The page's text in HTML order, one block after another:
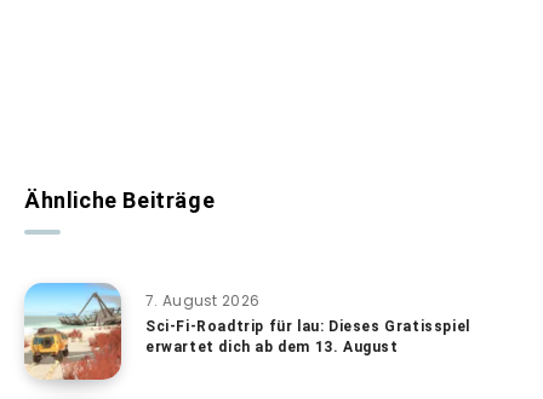
Ähnliche Beiträge
7. August 2026
Sci-Fi-Roadtrip für lau: Dieses Gratisspiel
erwartet dich ab dem 13. August